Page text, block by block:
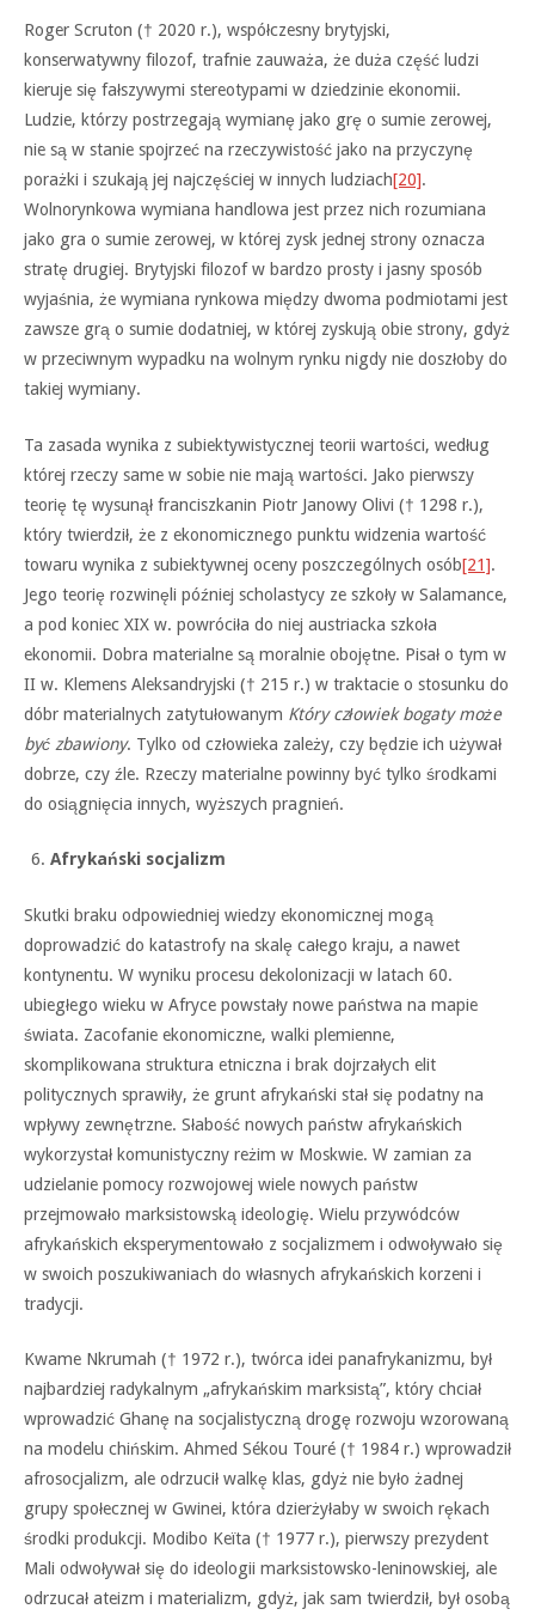
Roger Scruton († 2020 r.), współczesny brytyjski,
konserwatywny filozof, trafnie zauważa, że duża część ludzi
kieruje się fałszywymi stereotypami w dziedzinie ekonomii.
Ludzie, którzy postrzegają wymianę jako grę o sumie zerowej,
nie są w stanie spojrzeć na rzeczywistość jako na przyczynę
porażki i szukają jej najczęściej w innych ludziach[20].
Wolnorynkowa wymiana handlowa jest przez nich rozumiana
jako gra o sumie zerowej, w której zysk jednej strony oznacza
stratę drugiej. Brytyjski filozof w bardzo prosty i jasny sposób
wyjaśnia, że wymiana rynkowa między dwoma podmiotami jest
zawsze grą o sumie dodatniej, w której zyskują obie strony, gdyż
w przeciwnym wypadku na wolnym rynku nigdy nie doszłoby do
takiej wymiany.
Ta zasada wynika z subiektywistycznej teorii wartości, według
której rzeczy same w sobie nie mają wartości. Jako pierwszy
teorię tę wysunął franciszkanin Piotr Janowy Olivi († 1298 r.),
który twierdził, że z ekonomicznego punktu widzenia wartość
towaru wynika z subiektywnej oceny poszczególnych osób[21].
Jego teorię rozwinęli później scholastycy ze szkoły w Salamance,
a pod koniec XIX w. powróciła do niej austriacka szkoła
ekonomii. Dobra materialne są moralnie obojętne. Pisał o tym w
II w. Klemens Aleksandryjski († 215 r.) w traktacie o stosunku do
dóbr materialnych zatytułowanym Który człowiek bogaty może
być zbawiony. Tylko od człowieka zależy, czy będzie ich używał
dobrze, czy źle. Rzeczy materialne powinny być tylko środkami
do osiągnięcia innych, wyższych pragnień.
Afrykański socjalizm
Skutki braku odpowiedniej wiedzy ekonomicznej mogą
doprowadzić do katastrofy na skalę całego kraju, a nawet
kontynentu. W wyniku procesu dekolonizacji w latach 60.
ubiegłego wieku w Afryce powstały nowe państwa na mapie
świata. Zacofanie ekonomiczne, walki plemienne,
skomplikowana struktura etniczna i brak dojrzałych elit
politycznych sprawiły, że grunt afrykański stał się podatny na
wpływy zewnętrzne. Słabość nowych państw afrykańskich
wykorzystał komunistyczny reżim w Moskwie. W zamian za
udzielanie pomocy rozwojowej wiele nowych państw
przejmowało marksistowską ideologię. Wielu przywódców
afrykańskich eksperymentowało z socjalizmem i odwoływało się
w swoich poszukiwaniach do własnych afrykańskich korzeni i
tradycji.
Kwame Nkrumah († 1972 r.), twórca idei panafrykanizmu, był
najbardziej radykalnym „afrykańskim marksistą”, który chciał
wprowadzić Ghanę na socjalistyczną drogę rozwoju wzorowaną
na modelu chińskim. Ahmed Sékou Touré († 1984 r.) wprowadził
afrosocjalizm, ale odrzucił walkę klas, gdyż nie było żadnej
grupy społecznej w Gwinei, która dzierżyłaby w swoich rękach
środki produkcji. Modibo Keïta († 1977 r.), pierwszy prezydent
Mali odwoływał się do ideologii marksistowsko-leninowskiej, ale
odrzucał ateizm i materializm, gdyż, jak sam twierdził, był osobą